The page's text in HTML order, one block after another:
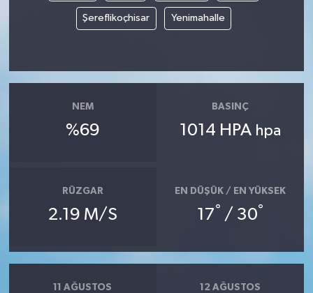
Şereflikoçhisar Yenimahalle
NEM
%69
BASINÇ
1014 HPA hpa
RÜZGAR
2.19 M/S
EN DÜŞÜK / EN YÜKSEK
17° / 30°
11 AĞUSTOS 12 AĞUSTOS